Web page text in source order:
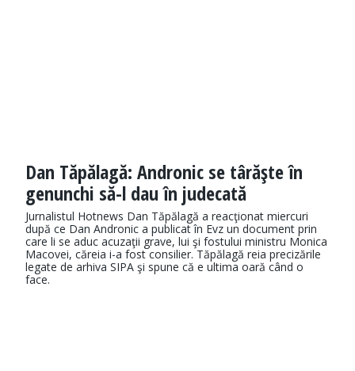
Dan Tăpălagă: Andronic se târăşte în
genunchi să-l dau în judecată
Jurnalistul Hotnews Dan Tăpălagă a reacţionat miercuri
după ce Dan Andronic a publicat în Evz un document prin
care li se aduc acuzaţii grave, lui şi fostului ministru Monica
Macovei, căreia i-a fost consilier. Tăpălagă reia precizările
legate de arhiva SIPA şi spune că e ultima oară când o
face.